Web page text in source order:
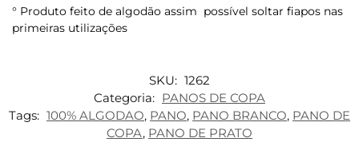
° Produto feito de algodão assim possível soltar fiapos nas
primeiras utilizações
SKU: 1262
Categoria: PANOS DE COPA
Tags: 100% ALGODAO, PANO, PANO BRANCO, PANO DE
COPA, PANO DE PRATO